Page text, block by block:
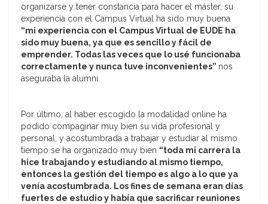
organizarse y tener constancia para hacer el máster, su
experiencia con el Campus Virtual ha sido muy buena
“mi experiencia con el Campus Virtual de EUDE ha
sido muy buena, ya que es sencillo y fácil de
emprender. Todas las veces que lo usé funcionaba
correctamente y nunca tuve inconvenientes” nos
aseguraba la alumni.
Por último, al haber escogido la modalidad online ha
podido compaginar muy bien su vida profesional y
personal, y acostumbrada a trabajar y estudiar al mismo
tiempo se ha organizado muy bien “toda mi carrera la
hice trabajando y estudiando al mismo tiempo,
entonces la gestión del tiempo es algo a lo que ya
venía acostumbrada. Los fines de semana eran días
fuertes de estudio y había que sacrificar reuniones